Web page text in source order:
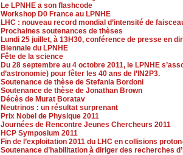
Le LPNHE a son flashcode
Workshop D0 France au LPNHE
LHC : nouveau record mondial d’intensité de
Prochaines soutenances de thèses
Lundi 25 juillet, à 13H30, conférence de presse en
Biennale du LPNHE
Fête de la science
Du 28 septembre au 4 octobre 2011, le LPNHE
d’astronomie) pour fêter les 40 ans de l’IN2P3.
Soutenance de thèse de Stefania Bordoni
Soutenance de thèse de Jonathan Brown
Décès de Murat Boratav
Neutrinos : un résultat surprenant
Prix Nobel de Physique 2011
Journées de Rencontre Jeunes Chercheurs 2011
HCP Symposium 2011
Fin de l’exploitation 2011 du LHC en collisions
Soutenance d’habilitation à diriger des recherches